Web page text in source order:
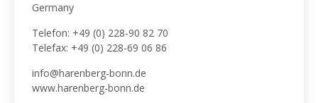
Germany
Telefon: +49 (0) 228-90 82 70
Telefax: +49 (0) 228-69 06 86
info@harenberg-bonn.de
www.harenberg-bonn.de